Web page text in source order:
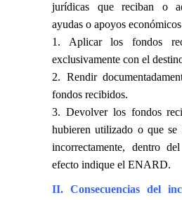
jurídicas que reciban o
ayudas o apoyos
1. Aplicar los fondos
exclusivamente con el
2. Rendir
fondos recibidos.
3. Devolver los fondos
hubieren utilizado o que se
incorrectamente, dentro
efecto indique el ENARD.
II. Consecuencias del